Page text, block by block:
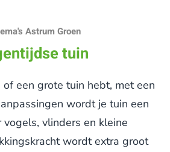
Astrum Groen
tuin
een grote tuin hebt, met een
wordt je tuin een
vlinders en kleine
wordt extra groot